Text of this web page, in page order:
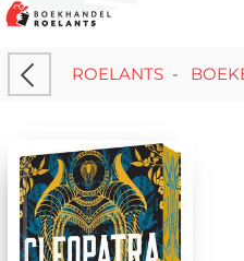
ROELANTS-